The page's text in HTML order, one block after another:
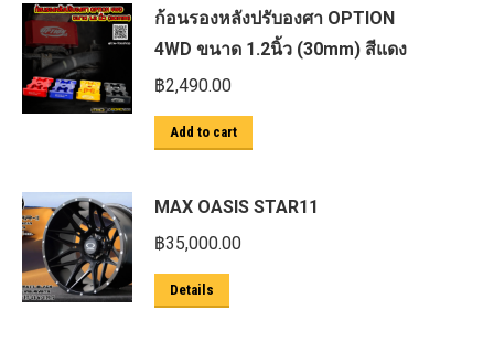
ก้อนรองหลังปรับองศา OPTION
4WD ขนาด 1.2นิ้ว (30mm) สีแดง
฿2,490.00
Add to cart
MAX OASIS STAR11
฿35,000.00
Details